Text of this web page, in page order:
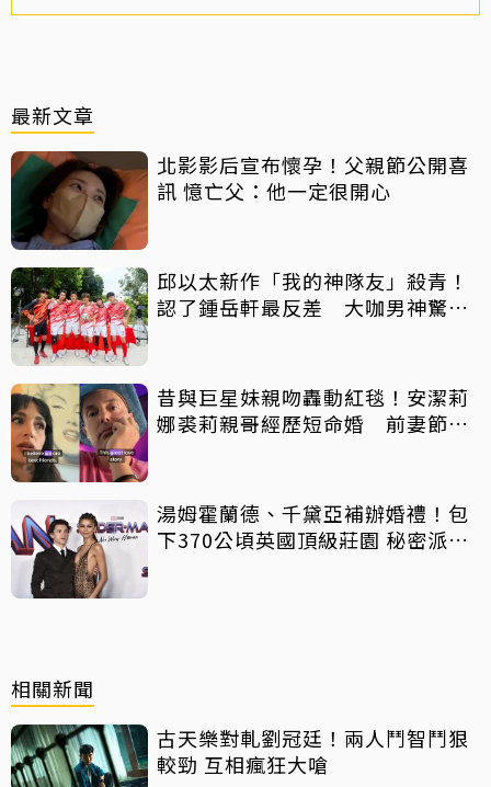
最新文章
北影影后宣布懷孕！父親節公開喜
訊 憶亡父：他一定很開心
邱以太新作「我的神隊友」殺青！
認了鍾岳軒最反差 大咖男神驚喜
昔與巨星妹親吻轟動紅毯！安潔莉
娜裘莉親哥經歷短命婚 前妻節目
湯姆霍蘭德、千黛亞補辦婚禮！包
下370公頃英國頂級莊園 秘密派對
相關新聞
古天樂對軋劉冠廷！兩人鬥智鬥狠
較勁 互相瘋狂大嗆